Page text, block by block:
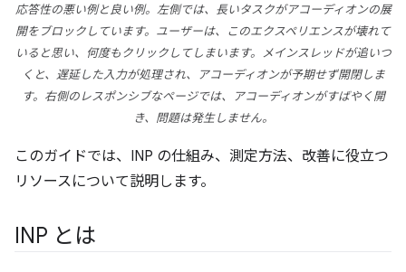
応答性の悪い例と良い例。左側では、長いタスクがアコーディオンの展
開をブロックしています。ユーザーは、このエクスペリエンスが壊れて
いると思い、何度もクリックしてしまいます。メインスレッドが追いつ
くと、遅延した入力が処理され、アコーディオンが予期せず開閉しま
す。右側のレスポンシブなページでは、アコーディオンがすばやく開
き、問題は発生しません。
このガイドでは、INP の仕組み、測定方法、改善に役立つ
リソースについて説明します。
INP とは